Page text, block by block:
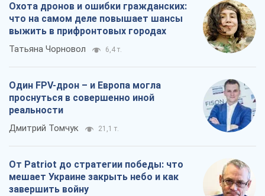
Охота дронов и ошибки гражданских:
что на самом деле повышает шансы
выжить в прифронтовых городах
Татьяна Чорновол 6,4 т.
Один FPV-дрон – и Европа могла
проснуться в совершенно иной
реальности
Дмитрий Томчук 21,1 т.
От Patriot до стратегии победы: что
мешает Украине закрыть небо и как
завершить войну